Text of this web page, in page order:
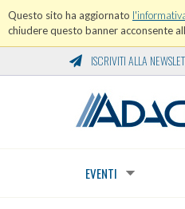
Questo sito ha aggiornato
chiudere questo banner acconsente
ISCRIVITI ALLA
EVENTI